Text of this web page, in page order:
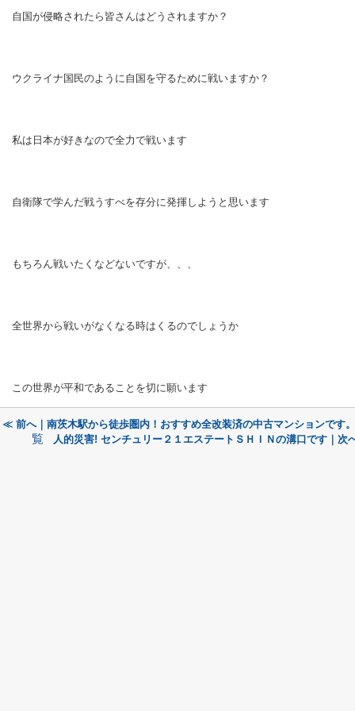
自国が侵略されたら皆さんはどうされますか？
ウクライナ国民のように自国を守るために戦いますか？
私は日本が好きなので全力で戦います
自衛隊で学んだ戦うすべを存分に発揮しようと思います
もちろん戦いたくなどないですが、、、
全世界から戦いがなくなる時はくるのでしょうか
この世界が平和であることを切に願います
≪ 前へ｜南茨木駅から徒歩圏内！おすすめ全改装済の中古マンションです。
覧 人的災害! センチュリー２１エステートＳＨＩＮの溝口です｜次